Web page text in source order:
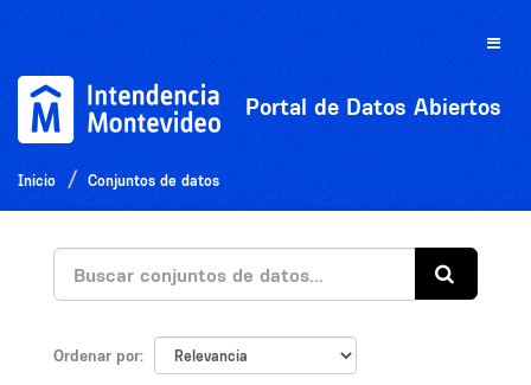
Toggle
Portal de Datos Abiertos
Inicio Conjuntos de datos
Ordenar por